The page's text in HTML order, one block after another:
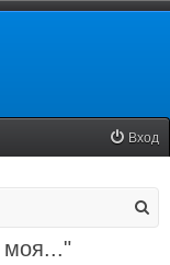
Вход
моя..."